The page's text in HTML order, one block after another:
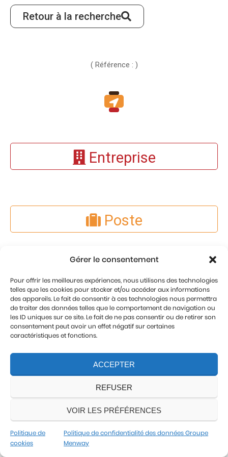
Gérer le consentement
Pour offrir les meilleures expériences, nous utilisons des technologies
telles que les cookies pour stocker et/ou accéder aux informations
des appareils. Le fait de consentir à ces technologies nous permettra
de traiter des données telles que le comportement de navigation ou
les ID uniques sur ce site. Le fait de ne pas consentir ou de retirer son
consentement peut avoir un effet négatif sur certaines
caractéristiques et fonctions.
ACCEPTER
REFUSER
VOIR LES PRÉFÉRENCES
Politique de
cookies
Politique de confidentialité des données Groupe
Menway
Retour à la recherche
( Référence : )
Entreprise
Poste
Profil
JE POSTULE